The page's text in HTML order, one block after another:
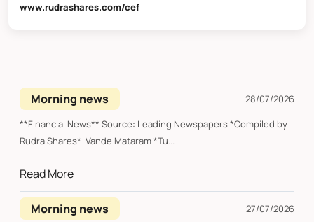
www.rudrashares.com/cef
Morning news
28/07/2026
**Financial News** Source: Leading Newspapers *Compiled by
Rudra Shares* Vande Mataram *Tu...
Read More
Morning news
27/07/2026